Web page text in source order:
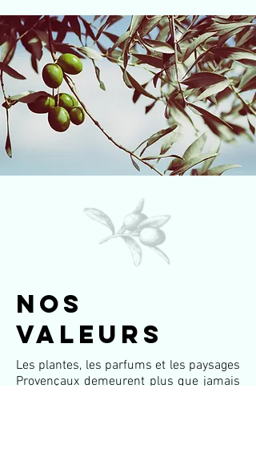
NOS
VALEURS
Les plantes, les parfums et les paysages
Provençaux demeurent plus que jamais